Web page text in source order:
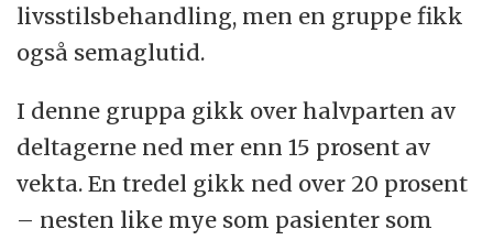
livsstilsbehandling, men en gruppe fikk
også semaglutid.
I denne gruppa gikk over halvparten av
deltagerne ned mer enn 15 prosent av
vekta. En tredel gikk ned over 20 prosent
– nesten like mye som pasienter som